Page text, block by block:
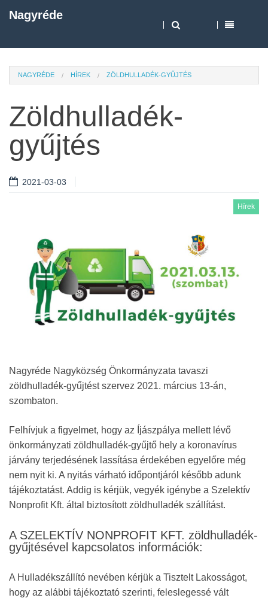
Nagyréde
NAGYRÉDE HÍREK ZÖLDHULLADÉK-GYŰJTÉS
Zöldhulladék-
gyűjtés
2021-03-03
Hírek
Nagyréde Nagyközség Önkormányzata tavaszi
zöldhulladék-gyűjtést szervez 2021. március 13-án,
szombaton.
Felhívjuk a figyelmet, hogy az Íjászpálya mellett lévő
önkormányzati zöldhulladék-gyűjtő hely a koronavírus
járvány terjedésének lassítása érdekében egyelőre még
nem nyit ki. A nyitás várható időpontjáról később adunk
tájékoztatást. Addig is kérjük, vegyék igénybe a Szelektív
Nonprofit Kft. által biztosított zöldhulladék szállítást.
A SZELEKTÍV NONPROFIT KFT. zöldhulladék-
gyűjtésével kapcsolatos információk:
A Hulladékszállító nevében kérjük a Tisztelt Lakosságot,
hogy az alábbi tájékoztató szerinti, feleslegessé vált